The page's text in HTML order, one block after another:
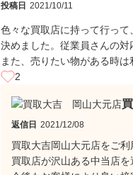
投稿日 2021/10/11
色々な買取店に持って行っ
決めました。従業員さんの対
また、売りたい物がある時は
2
返信日 2021/12/08
買取大吉岡山大元店をご利
買取店が沢山ある中当店を